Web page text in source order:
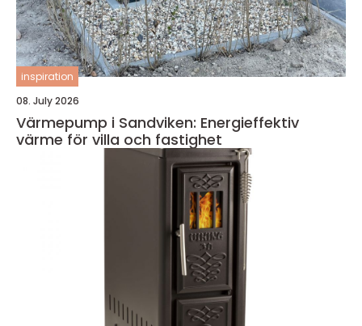
inspiration
08. July 2026
Värmepump i Sandviken: Energieffektiv
värme för villa och fastighet